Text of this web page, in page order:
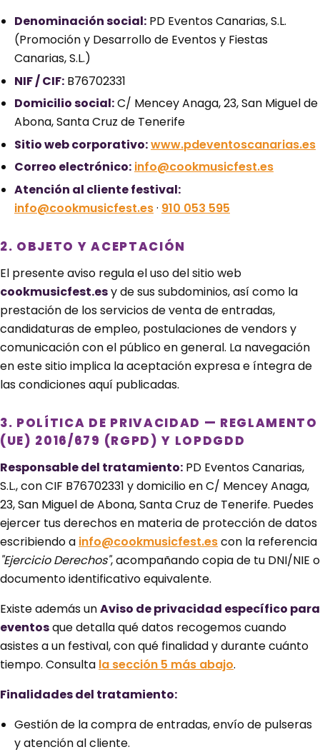
Denominación social: PD Eventos Canarias, S.L.
(Promoción y Desarrollo de Eventos y Fiestas
Canarias, S.L.)
NIF / CIF: B76702331
Domicilio social:C/ Mencey Anaga, 23, San Miguel de
Abona, Santa Cruz de Tenerife
Sitio web corporativo:www.pdeventoscanarias.es
Correo electrónico: info@cookmusicfest.es
Atención al cliente festival:
info@cookmusicfest.es· 910 053 595
2. OBJETO Y ACEPTACIÓN
El presente aviso regula el uso del sitio web
cookmusicfest.esy de sus subdominios, así como la
prestación de los servicios de venta de entradas,
candidaturas de empleo, postulaciones de vendors y
comunicación con el público en general. La navegación
en este sitio implica la aceptación expresa e íntegra de
las condiciones aquí publicadas.
3. POLÍTICA DE PRIVACIDAD — REGLAMENTO
(UE) 2016/679 (RGPD) Y LOPDGDD
Responsable del tratamiento: PD Eventos Canarias,
S.L., con CIF B76702331 y domicilio en C/ Mencey Anaga,
23, San Miguel de Abona, Santa Cruz de Tenerife. Puedes
ejercer tus derechos en materia de protección de datos
escribiendo a info@cookmusicfest.escon la referencia
"Ejercicio Derechos", acompañando copia de tu DNI/NIE o
documento identificativo equivalente.
Existe además unAviso de privacidad específico para
eventosque detalla qué datos recogemos cuando
asistes a un festival, con qué finalidad y durante cuánto
tiempo. Consulta la sección 5 más abajo.
Finalidades del tratamiento:
Gestión de la compra de entradas, envío de pulseras
y atención al cliente.